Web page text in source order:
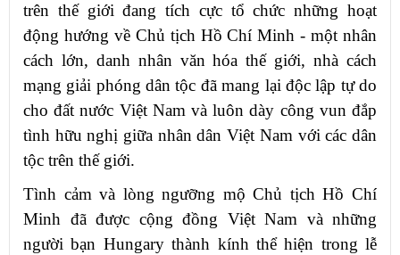
trên thế giới đang tích cực tổ chức những hoạt
động hướng về Chủ tịch Hồ Chí Minh - một nhân
cách lớn, danh nhân văn hóa thế giới, nhà cách
mạng giải phóng dân tộc đã mang lại độc lập tự do
cho đất nước Việt Nam và luôn dày công vun đắp
tình hữu nghị giữa nhân dân Việt Nam với các dân
tộc trên thế giới.
Tình cảm và lòng ngưỡng mộ Chủ tịch Hồ Chí
Minh đã được cộng đồng Việt Nam và những
người bạn Hungary thành kính thể hiện trong lễ